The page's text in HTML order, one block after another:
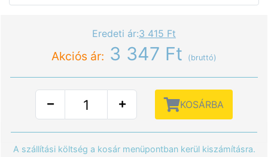
Eredeti ár:3 415 Ft
Akciós ár: 3 347 Ft (bruttó)
KOSÁRBA
A szállítási költség a kosár menüpontban kerül kiszámításra.